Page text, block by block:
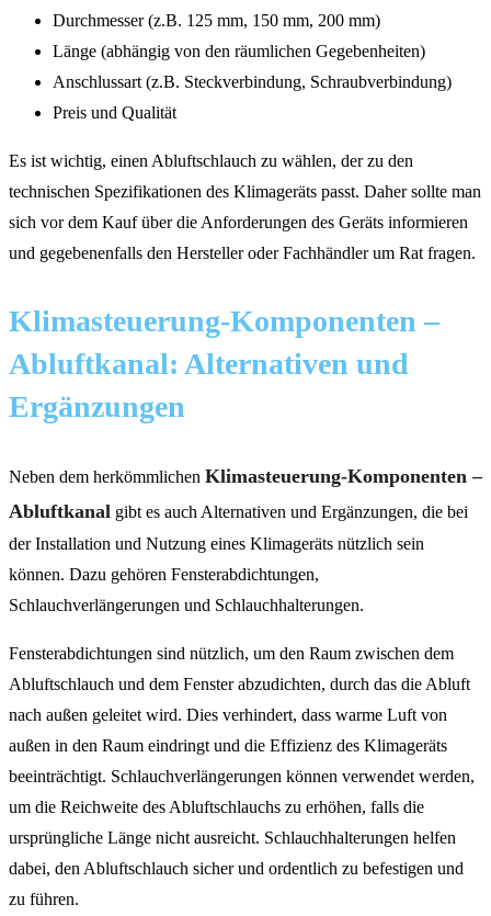
Durchmesser (z.B. 125 mm, 150 mm, 200 mm)
Länge (abhängig von den räumlichen Gegebenheiten)
Anschlussart (z.B. Steckverbindung, Schraubverbindung)
Preis und Qualität
Es ist wichtig, einen Abluftschlauch zu wählen, der zu den
technischen Spezifikationen des Klimageräts passt. Daher sollte man
sich vor dem Kauf über die Anforderungen des Geräts informieren
und gegebenenfalls den Hersteller oder Fachhändler um Rat fragen.
Klimasteuerung-Komponenten –
Abluftkanal: Alternativen und
Ergänzungen
Neben dem herkömmlichen Klimasteuerung-Komponenten –
Abluftkanal gibt es auch Alternativen und Ergänzungen, die bei
der Installation und Nutzung eines Klimageräts nützlich sein
können. Dazu gehören Fensterabdichtungen,
Schlauchverlängerungen und Schlauchhalterungen.
Fensterabdichtungen sind nützlich, um den Raum zwischen dem
Abluftschlauch und dem Fenster abzudichten, durch das die Abluft
nach außen geleitet wird. Dies verhindert, dass warme Luft von
außen in den Raum eindringt und die Effizienz des Klimageräts
beeinträchtigt. Schlauchverlängerungen können verwendet werden,
um die Reichweite des Abluftschlauchs zu erhöhen, falls die
ursprüngliche Länge nicht ausreicht. Schlauchhalterungen helfen
dabei, den Abluftschlauch sicher und ordentlich zu befestigen und
zu führen.